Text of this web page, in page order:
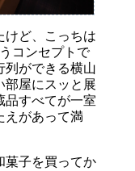
けど、こっちは
コンセプトで
列ができる横山
部屋にスッと展
品すべてが一室
えがあって満
菓子を買ってか